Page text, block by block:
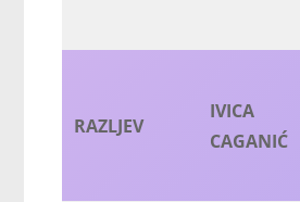
RAZLJEV
IVICA
CAGANIĆ